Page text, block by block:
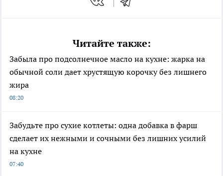
Читайте также:
Забыла про подсолнечное масло на кухне: жарка на
обычной соли дает хрустящую корочку без лишнего
жира
08:20
Забудьте про сухие котлеты: одна добавка в фарш
сделает их нежными и сочными без лишних усилий
на кухне
07:40